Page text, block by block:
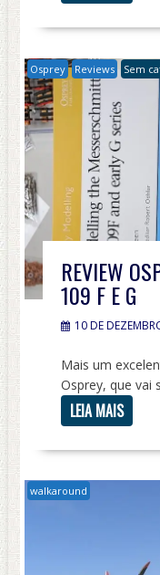
Osprey Reviews Sem
REVIEW
109 F E G
10 DE
Mais um
Osprey, que vai
LEIA MAIS
walkaround